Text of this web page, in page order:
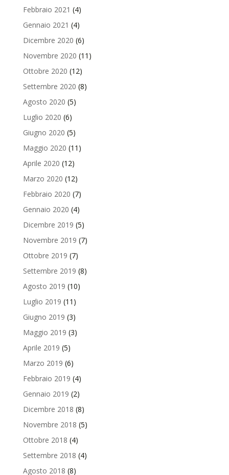
Febbraio 2021 (4)
Gennaio 2021 (4)
Dicembre 2020 (6)
Novembre 2020 (11)
Ottobre 2020 (12)
Settembre 2020 (8)
Agosto 2020 (5)
Luglio 2020 (6)
Giugno 2020 (5)
Maggio 2020 (11)
Aprile 2020 (12)
Marzo 2020 (12)
Febbraio 2020 (7)
Gennaio 2020 (4)
Dicembre 2019 (5)
Novembre 2019 (7)
Ottobre 2019 (7)
Settembre 2019 (8)
Agosto 2019 (10)
Luglio 2019 (11)
Giugno 2019 (3)
Maggio 2019 (3)
Aprile 2019 (5)
Marzo 2019 (6)
Febbraio 2019 (4)
Gennaio 2019 (2)
Dicembre 2018 (8)
Novembre 2018 (5)
Ottobre 2018 (4)
Settembre 2018 (4)
Agosto 2018 (8)